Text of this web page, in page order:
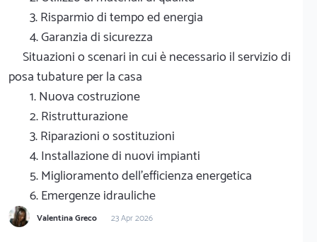
3. Risparmio di tempo ed energia
4. Garanzia di sicurezza
Situazioni o scenari in cui è necessario il servizio di
posa tubature per la casa
1. Nuova costruzione
2. Ristrutturazione
3. Riparazioni o sostituzioni
4. Installazione di nuovi impianti
5. Miglioramento dell'efficienza energetica
6. Emergenze idrauliche
Valentina Greco 23 Apr 2026